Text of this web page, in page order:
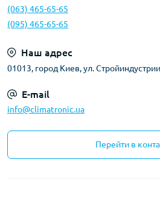
(063) 465-65-65
(095) 465-65-65
Наш адрес
01013, город Киев, ул.
E-mail
info@climatronic.ua
Перейти в